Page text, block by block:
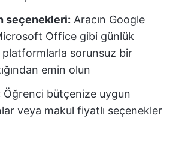
seçenekleri: Aracın Google
Office gibi günlük
platformlarla sorunsuz bir
emin olun
Öğrenci bütçenize uygun
veya makul fiyatlı seçenekler